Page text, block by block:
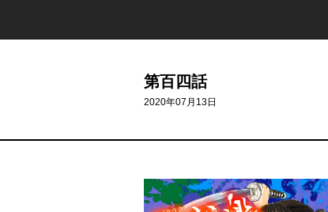
第百四話
2020年07月13日